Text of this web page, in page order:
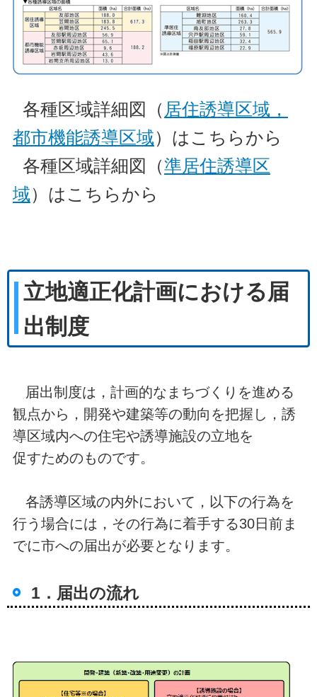
各種区域詳細図（ 居住誘導区域，
都市機能誘導区域）はこちらから
各種区域詳細図（準居住誘導区
域）はこちらから
立地適正化計画における届
出制度
届出制度は，計画的なまちづくりを進める
観点から，開発や建築等の動向を把握し，誘
導区域内への住宅や誘導施設の立地を
促すためのものです。
各誘導区域の内外において，以下の行為を
行う場合には，その行為に着手する30日前ま
でに市への届出が必要となります。
1．届出の流れ